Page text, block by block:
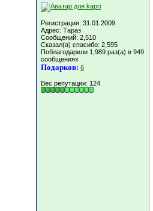
Регистрация: 31.01.2009
Адрес: Тараз
Сообщений: 2,510
Сказал(а) спасибо: 2,595
Поблагодарили 1,989 раз(а) в 949
сообщениях
Подарков: 6
Вес репутации: 124